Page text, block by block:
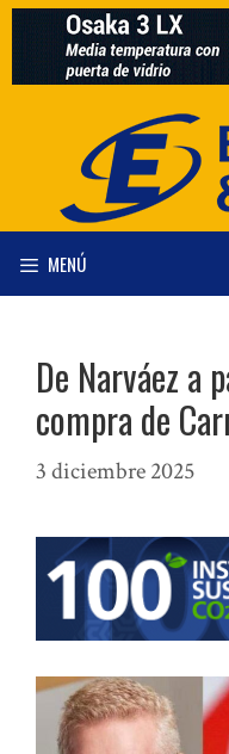
Saltar
contenido
MENÚ
De Narváez a
compra de
3 diciembre 2025